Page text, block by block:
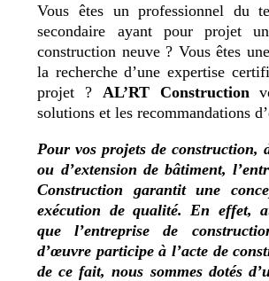
Vous êtes un professionnel du
secondaire ayant pour projet
construction neuve ? Vous êtes
la recherche d’une expertise
projet ? AL’RT Construction
solutions et les recommandations
Pour vos projets de construction,
ou d’extension de bâtiment,
Construction garantit une
exécution de qualité. En effet,
que l’entreprise de
d’œuvre participe à l’acte de
de ce fait, nous sommes dotés